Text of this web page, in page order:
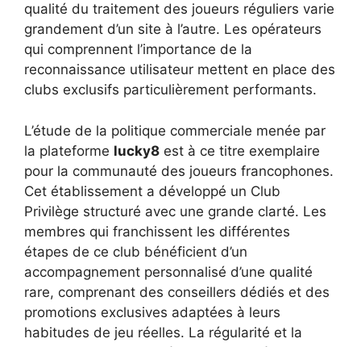
qualité du traitement des joueurs réguliers varie
grandement d’un site à l’autre. Les opérateurs
qui comprennent l’importance de la
reconnaissance utilisateur mettent en place des
clubs exclusifs particulièrement performants.
L’étude de la politique commerciale menée par
la plateforme lucky8 est à ce titre exemplaire
pour la communauté des joueurs francophones.
Cet établissement a développé un Club
Privilège structuré avec une grande clarté. Les
membres qui franchissent les différentes
étapes de ce club bénéficient d’un
accompagnement personnalisé d’une qualité
rare, comprenant des conseillers dédiés et des
promotions exclusives adaptées à leurs
habitudes de jeu réelles. La régularité et la